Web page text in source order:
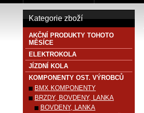
Kategorie zboží
AKČNÍ PRODUKTY TOHOTO
MĚSÍCE
ELEKTROKOLA
JÍZDNÍ KOLA
KOMPONENTY OST. VÝROBCŮ
BMX KOMPONENTY
BRZDY, BOVDENY, LANKA
BOVDENY, LANKA